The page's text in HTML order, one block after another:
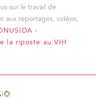
sur le travail de
aux reportages, vidéos,
-
la riposte au VIH